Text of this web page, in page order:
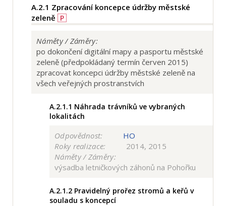
A.2.1 Zpracování koncepce údržby městské
zeleně P
Náměty / Záměry:
po dokončení digitální mapy a pasportu městské
zeleně (předpokládaný termín červen 2015)
zpracovat koncepci údržby městské zeleně na
všech veřejných prostranstvích
A.2.1.1 Náhrada trávníků ve vybraných
lokalitách
Odpovědnost:
HO
Roky realizace:
2014, 2015
Náměty / Záměry:
výsadba letničkových záhonů na Pohořku
A.2.1.2 Pravidelný prořez stromů a keřů v
souladu s koncepcí